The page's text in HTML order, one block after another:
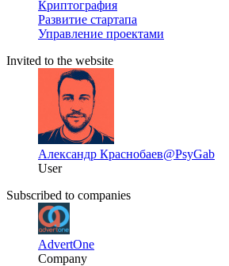
Криптография
Развитие стартапа
Управление проектами
Invited to the website
Александр Краснобаев@PsyGab
User
Subscribed to companies
AdvertOne
Company